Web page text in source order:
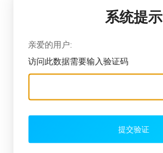
系统提示
亲爱的用户:
访问此数据需要输入验证码